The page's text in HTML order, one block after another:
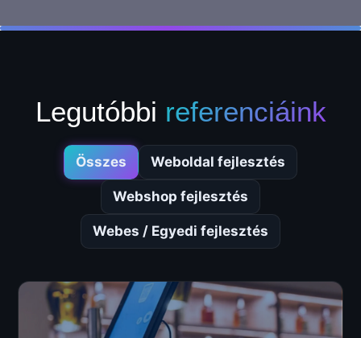
Legutóbbi referenciáink
Összes Weboldal fejlesztés
Webshop fejlesztés
Webes / Egyedi fejlesztés